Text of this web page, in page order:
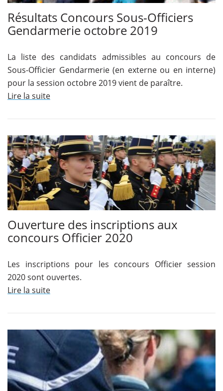
Résultats Concours Sous-Officiers
Gendarmerie octobre 2019
La liste des candidats admissibles au concours de
Sous-Officier Gendarmerie (en externe ou en interne)
pour la session octobre 2019 vient de paraître.
Lire la suite
Ouverture des inscriptions aux
concours Officier 2020
Les inscriptions pour les concours Officier session
2020 sont ouvertes.
Lire la suite